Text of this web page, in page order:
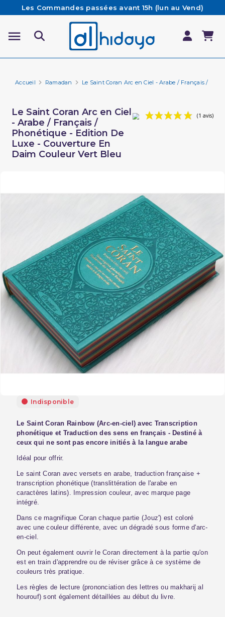
Les Commandes passées avant 15h (lun au Vend)
sont préparées et expédiées le jour même
Besoin d'aide ? Retrouvez notre FAQ
Livraison offerte à partir de 65€ d'achat*
Accueil Ramadan Le Saint Coran Arc en Ciel - Arabe / Français /
Le Saint Coran Arc en Ciel
- Arabe / Français /
Phonétique - Edition De
Luxe - Couverture En
Daim Couleur Vert Bleu
Indisponible
Le Saint Coran Rainbow (Arc-en-ciel) avec Transcription
phonétique et Traduction des sens en français - Destiné à
ceux qui ne sont pas encore initiés à la langue arabe
Idéal pour offrir.
Le saint Coran avec versets en arabe, traduction française +
transcription phonétique (translittération de l'arabe en
caractères latins). Impression couleur, avec marque page
intégré.
Dans ce magnifique Coran chaque partie (Jouz') est coloré
avec une couleur différente, avec un dégradé sous forme d'arc-
en-ciel.
On peut également ouvrir le Coran directement à la partie qu'on
est en train d'apprendre ou de réviser grâce à ce système de
couleurs très pratique.
Les règles de lecture (prononciation des lettres ou makharij al
hourouf) sont également détaillées au début du livre.